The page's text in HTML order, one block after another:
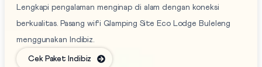
Lengkapi pengalaman menginap di alam dengan koneksi
berkualitas. Pasang wifi Glamping Site Eco Lodge Buleleng
menggunakan Indibiz.
Cek Paket Indibiz